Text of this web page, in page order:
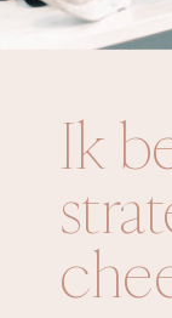
Ik